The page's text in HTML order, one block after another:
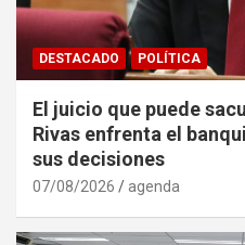
DESTACADO POLÍTICA
El juicio que puede
Rivas enfrenta el
sus decisiones
07/08/2026 agenda